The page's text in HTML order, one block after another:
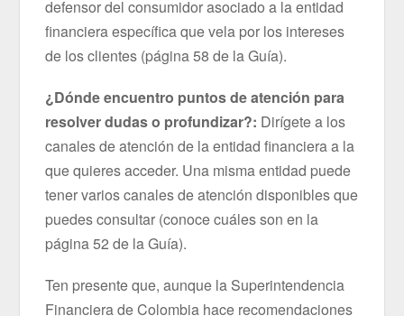
defensor del consumidor asociado a la entidad
financiera específica que vela por los intereses
de los clientes (página 58 de la Guía).
¿Dónde encuentro puntos de atención para
resolver dudas o profundizar?: Dirígete a los
canales de atención de la entidad financiera a la
que quieres acceder. Una misma entidad puede
tener varios canales de atención disponibles que
puedes consultar (conoce cuáles son en la
página 52 de la Guía).
Ten presente que, aunque la Superintendencia
Financiera de Colombia hace recomendaciones